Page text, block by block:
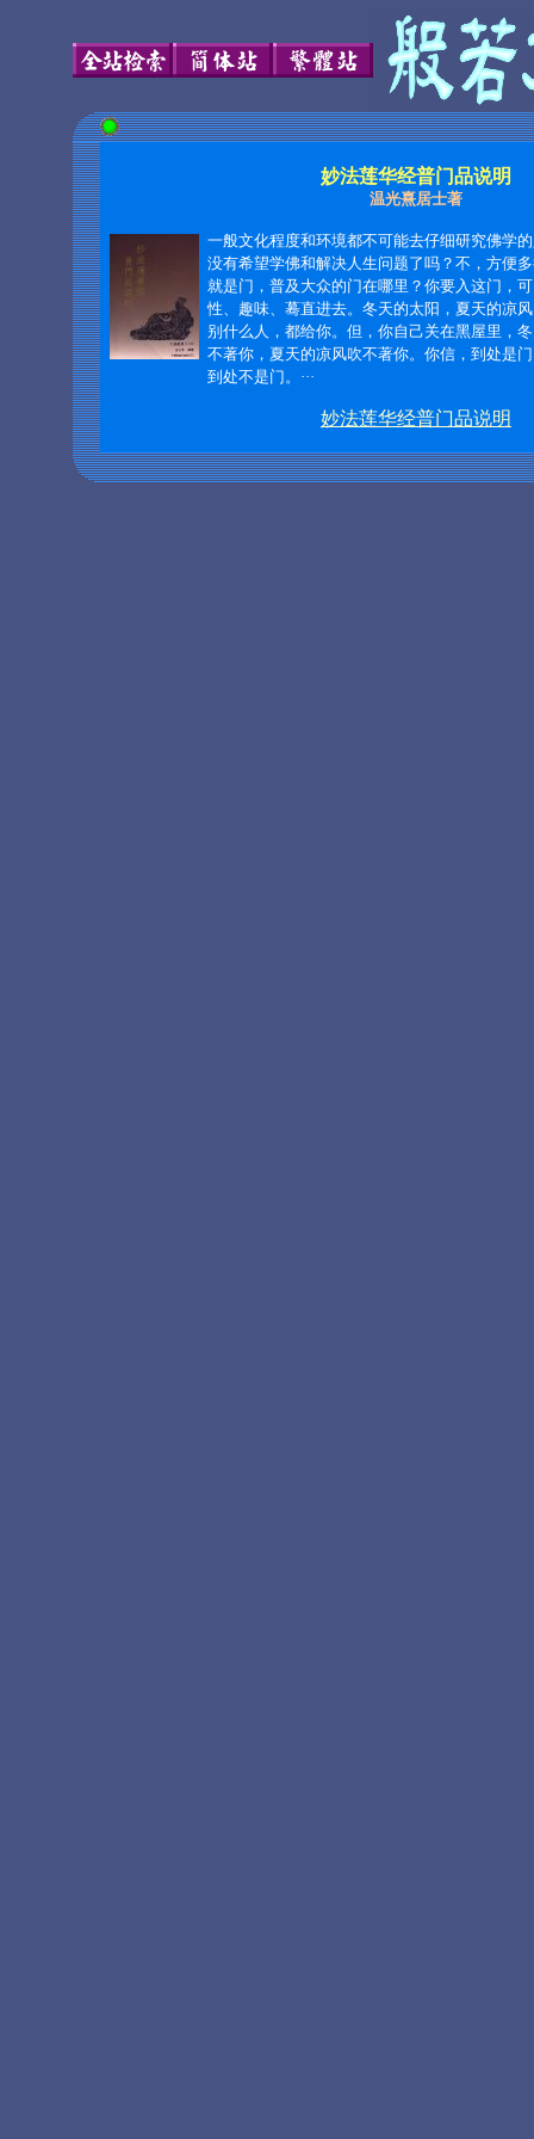
妙法莲华经普门品说明
温光熹居士著
一般文化程度和环境都不可能去仔细研究佛学
没有希望学佛和解决人生问题了吗？不，方便
就是门，普及大众的门在哪里？你要入这门，
性、趣味、蓦直进去。冬天的太阳，夏天的凉
别什么人，都给你。但，你自己关在黑屋里，
不著你，夏天的凉风吹不著你。你信，到处是
到处不是门。···
妙法莲华经普门品说明